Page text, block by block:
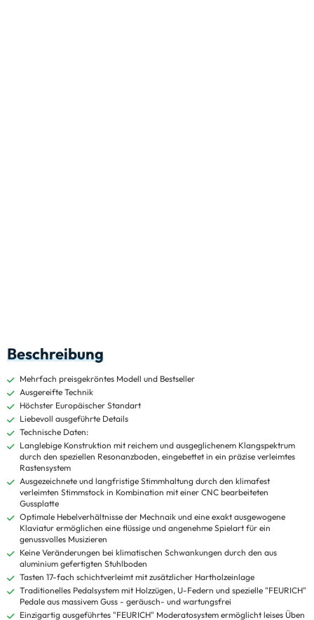
Beschreibung
Mehrfach preisgekröntes Modell und Bestseller
Ausgereifte Technik
Höchster Europäischer Standart
Liebevoll ausgeführte Details
Technische Daten:
Langlebige Konstruktion mit reichem und ausgeglichenem Klangspektrum
durch den speziellen Resonanzboden, eingebettet in ein präzise verleimtes
Rastensystem
Ausgezeichnete und langfristige Stimmhaltung durch den klimafest
verleimten Stimmstock in Kombination mit einer CNC bearbeiteten
Gussplatte
Optimale Hebelverhältnisse der Mechnaik und eine exakt ausgewogene
Klaviatur ermöglichen eine flüssige und angenehme Spielart für ein
genussvolles Musizieren
Keine Veränderungen bei klimatischen Schwankungen durch den aus
aluminium gefertigten Stuhlboden
Tasten 17-fach schichtverleimt mit zusätzlicher Hartholzeinlage
Traditionelles Pedalsystem mit Holzzügen, U-Federn und spezielle "FEURICH"
Pedale aus massivem Guss - geräusch- und wartungsfrei
Einzigartig ausgeführtes "FEURICH" Moderatosystem ermöglicht leises Üben